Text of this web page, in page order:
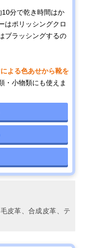
分で乾き時間はか
はポリッシングクロ
ブラッシングするの
による色あせから靴を
・小物類にも使えま
皮革、合成皮革、テ